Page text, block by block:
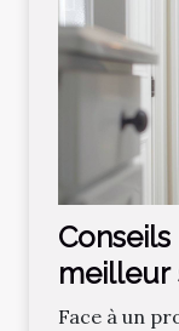
meilleur
Face à un